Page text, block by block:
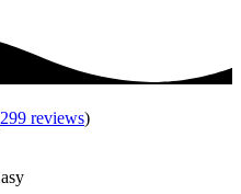
299 reviews)